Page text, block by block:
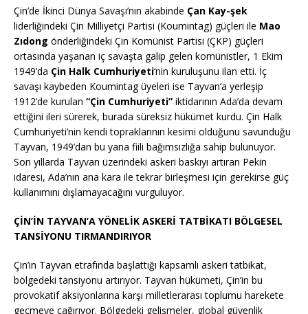
Çin’de İkinci Dünya Savaşı’nın akabinde Çan Kay-şek
liderliğindeki Çin Milliyetçi Partisi (Koumintag) güçleri ile Mao
Zıdong önderliğindeki Çin Komünist Partisi (ÇKP) güçleri
ortasında yaşanan iç savaşta galip gelen komünistler, 1 Ekim
1949’da Çin Halk Cumhuriyeti‘nin kuruluşunu ilan etti. İç
savaşı kaybeden Koumintag üyeleri ise Tayvan’a yerleşip
1912’de kurulan “Çin Cumhuriyeti” iktidarının Ada’da devam
ettiğini ileri sürerek, burada süreksiz hükümet kurdu. Çin Halk
Cumhuriyeti’nin kendi topraklarının kesimi olduğunu savunduğu
Tayvan, 1949’dan bu yana fiili bağımsızlığa sahip bulunuyor.
Son yıllarda Tayvan üzerindeki askeri baskıyı artıran Pekin
idaresi, Ada’nın ana kara ile tekrar birleşmesi için gerekirse güç
kullanımını dışlamayacağını vurguluyor.
ÇİN’İN TAYVAN’A YÖNELİK ASKERİ TATBİKATI BÖLGESEL
TANSİYONU TIRMANDIRIYOR
Çin’in Tayvan etrafında başlattığı kapsamlı askeri tatbikat,
bölgedeki tansiyonu artırıyor. Tayvan hükümeti, Çin’in bu
provokatif aksiyonlarına karşı milletlerarası toplumu harekete
geçmeye çağırıyor. Bölgedeki gelişmeler, global güvenlik